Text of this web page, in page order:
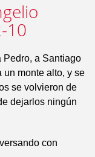
10
Pedro, a Santiago
un monte alto, y se
se volvieron de
dejarlos ningún
con